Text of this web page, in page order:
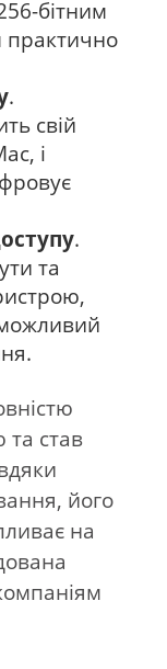
бітним
.
свій
і
.
та
став
його
на